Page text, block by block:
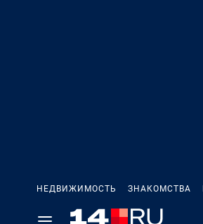
НЕДВИЖИМОСТЬ ЗНАКОМСТВА